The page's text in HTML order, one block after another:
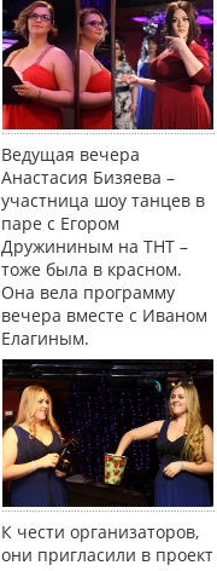
Ведущая вечера
Анастасия Бизяева –
участница шоу танцев в
паре с Егором
Дружининым на ТНТ –
тоже была в красном.
Она вела программу
вечера вместе с Иваном
Елагиным.
К чести организаторов,
они пригласили в проект